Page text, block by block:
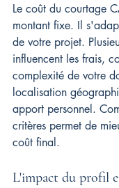
Le coût du courtage
montant fixe. Il
de votre projet.
influencent les frais,
complexité de votre
localisation
apport personnel.
critères permet de
coût final.
L'impact du profil